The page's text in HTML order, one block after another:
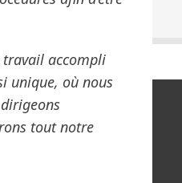
travail accompli
unique, où nous
tout notre